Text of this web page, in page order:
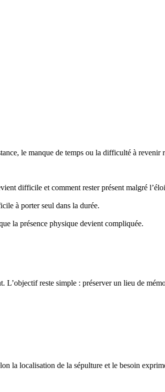
le manque de temps ou la difficulté à revenir
difficile et comment rester présent malgré
à porter seul dans la durée.
la présence physique devient compliquée.
L’objectif reste simple : préserver un lieu de
la localisation de la sépulture et le besoin